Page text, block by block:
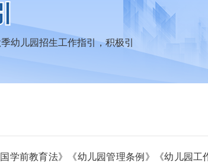
幼儿园招生工作指引，积极引
前教育法》《幼儿园管理条例》《幼儿园工